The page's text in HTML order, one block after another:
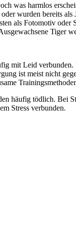
was harmlos
wurden bereits
als Fotomotiv
Tiger
mit Leid
ist meist nicht
häufig tödlich. Bei
Stress verbunden.